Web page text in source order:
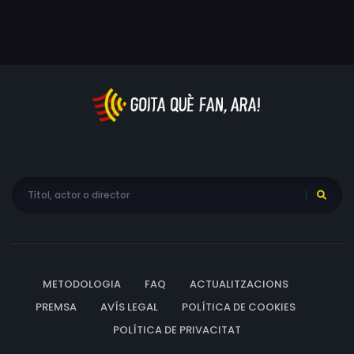
Borzage, Hazel Boyne, George Bruggeman, Bob Burrows,
Paul Busch, Gordon Carveth, Spencer Chan, Jack Chefe,
Deauville, Harry Denny, James Dime, Joe Dougherty, Dan
Renald Dupont, Larry Duran, Minta Durfee, Jack Ellis,
Franklyn Farnum, Art Felix, Grace Field, Sam Finn, Bess
Flowers, Frances Fong, Otto Forrest, Helen Foster, Jesús
Franco, Ben Frommer, Curt Furburg, Joe Garcio, Joe
METODOLOGIA FAQ
ACTUALITZACIONS
PREMSA
AVÍS LEGAL
POLÍTICA DE COOKIES
POLÍTICA DE PRIVACITAT